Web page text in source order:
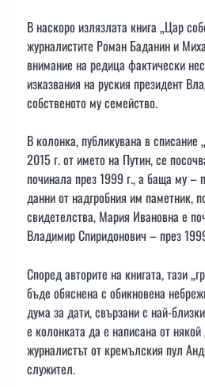
В наскоро излязлата книга „Цар
журналистите Роман Баданин и
внимание на редица фактически
изказвания на руския президент
собственото му семейство.
В колонка, публикувана в списание
2015 г. от името на Путин, се
починала през 1999 г., а баща му –
данни от надгробния им паметник,
свидетелства, Мария Ивановна е
Владимир Спиридонович – през
Според авторите на книгата, тази
бъде обяснена с обикновена
дума за дати, свързани с най-
е колонката да е написана от
журналистът от кремълския пул
служител.